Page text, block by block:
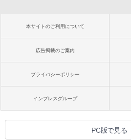
本サイトのご利用について
広告掲載のご案内
プライバシーポリシー
インプレスグループ
PC版で見る